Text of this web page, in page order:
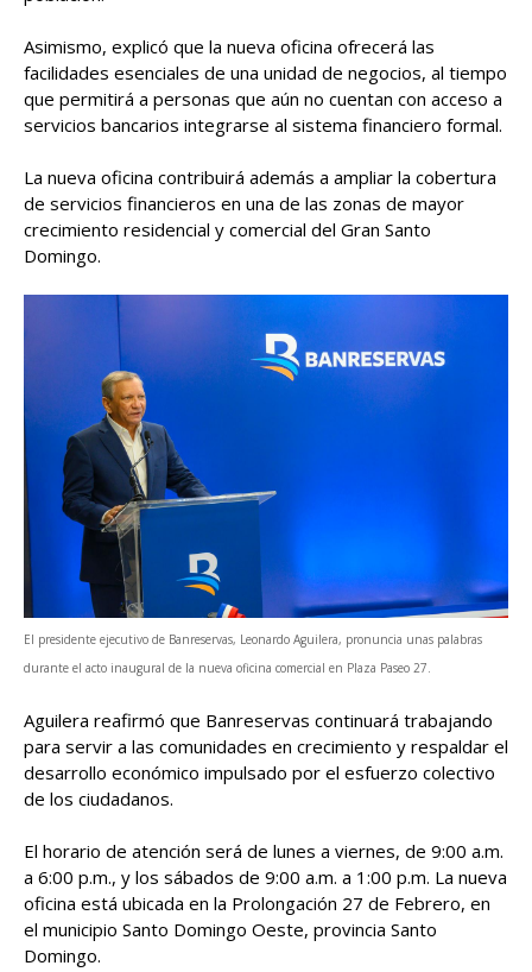
Asimismo, explicó que la nueva oficina ofrecerá las
facilidades esenciales de una unidad de negocios, al tiempo
que permitirá a personas que aún no cuentan con acceso a
servicios bancarios integrarse al sistema financiero formal.
La nueva oficina contribuirá además a ampliar la cobertura
de servicios financieros en una de las zonas de mayor
crecimiento residencial y comercial del Gran Santo
Domingo.
El presidente ejecutivo de Banreservas, Leonardo Aguilera, pronuncia unas palabras
durante el acto inaugural de la nueva oficina comercial en Plaza Paseo 27.
Aguilera reafirmó que Banreservas continuará trabajando
para servir a las comunidades en crecimiento y respaldar el
desarrollo económico impulsado por el esfuerzo colectivo
de los ciudadanos.
El horario de atención será de lunes a viernes, de 9:00 a.m.
a 6:00 p.m., y los sábados de 9:00 a.m. a 1:00 p.m. La nueva
oficina está ubicada en la Prolongación 27 de Febrero, en
el municipio Santo Domingo Oeste, provincia Santo
Domingo.